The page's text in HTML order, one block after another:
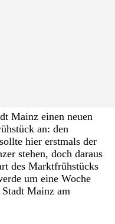
Mainz einen neuen
an: den
hier erstmals der
stehen, doch daraus
des Marktfrühstücks
um eine Woche
Mainz am